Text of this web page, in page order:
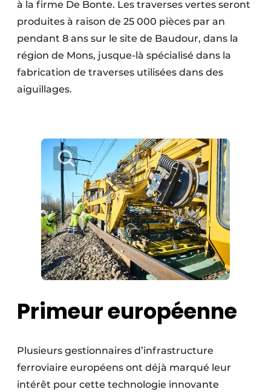
à la firme De Bonte. Les traverses vertes seront
produites à raison de 25 000 pièces par an
pendant 8 ans sur le site de Baudour, dans la
région de Mons, jusque-là spécialisé dans la
fabrication de traverses utilisées dans des
aiguillages.
Primeur européenne
Plusieurs gestionnaires d’infrastructure
ferroviaire européens ont déjà marqué leur
intérêt pour cette technologie innovante